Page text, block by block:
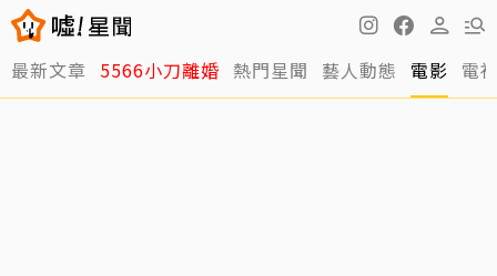
最新文章 5566小刀離婚 熱門星聞 藝人動態 電影 電